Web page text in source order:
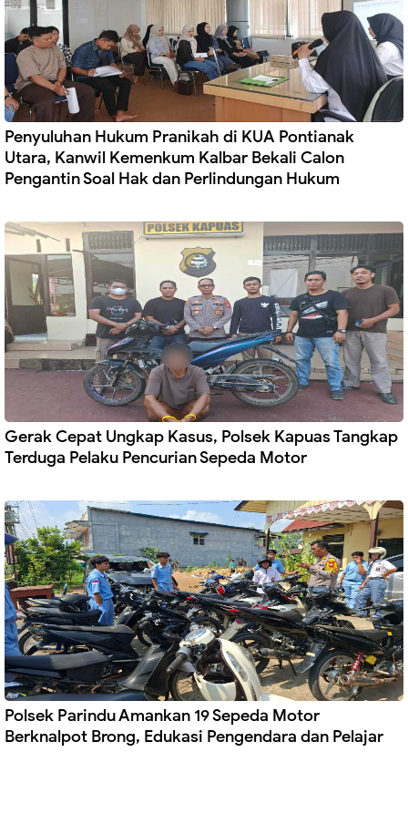
Penyuluhan Hukum Pranikah di KUA Pontianak
Utara, Kanwil Kemenkum Kalbar Bekali Calon
Pengantin Soal Hak dan Perlindungan Hukum
Gerak Cepat Ungkap Kasus, Polsek Kapuas Tangkap
Terduga Pelaku Pencurian Sepeda Motor
Polsek Parindu Amankan 19 Sepeda Motor
Berknalpot Brong, Edukasi Pengendara dan Pelajar